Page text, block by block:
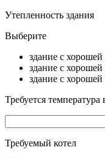
Утепленность здания
Выберите
здание с хорошей
здание с
здание с
Требуется температура
Требуемый котел